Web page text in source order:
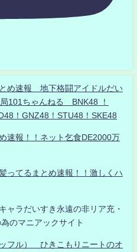
め速報 地下格闘アイドルだい
101ちゃんねる BNK48 ！
！GNZ48！STU48！SKE48
速報！！ネット乞食DE2000万
ってるまとめ速報！！激しくハ
ャラだいすき永遠の非リア充・
のマニアックサイト
フル） ひきこもりニートのオ